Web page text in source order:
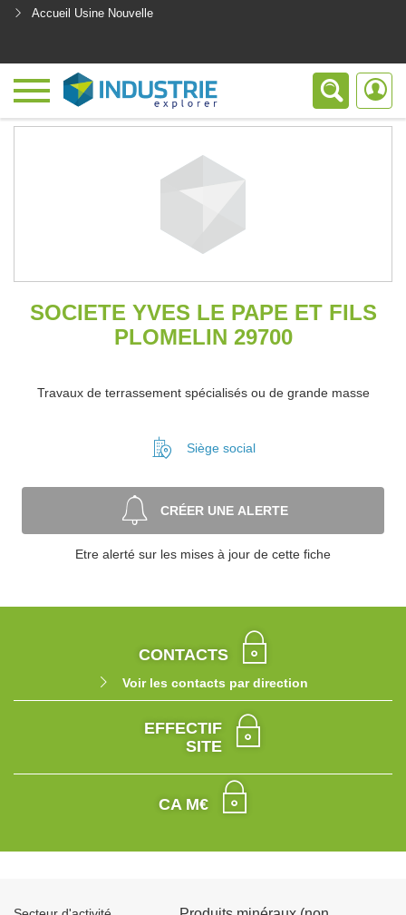
Accueil Usine Nouvelle
SOCIETE YVES LE PAPE ET FILS
PLOMELIN 29700
Travaux de terrassement spécialisés ou de grande masse
Siège social
CRÉER UNE ALERTE
Etre alerté sur les mises à jour de cette fiche
CONTACTS
Voir les contacts par direction
EFFECTIF
SITE
CA M€